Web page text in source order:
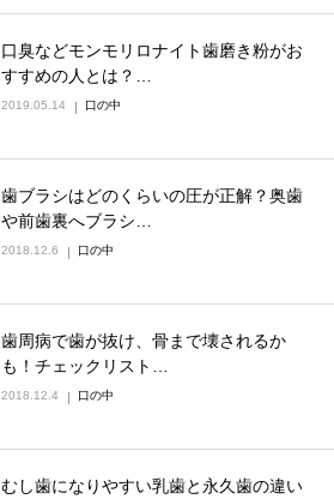
口臭などモンモリロナイト歯磨き粉がお
すすめの人とは？…
2019.05.14 口の中
歯ブラシはどのくらいの圧が正解？奥歯
や前歯裏へブラシ…
2018.12.6 口の中
歯周病で歯が抜け、骨まで壊されるか
も！チェックリスト…
2018.12.4 口の中
むし歯になりやすい乳歯と永久歯の違い